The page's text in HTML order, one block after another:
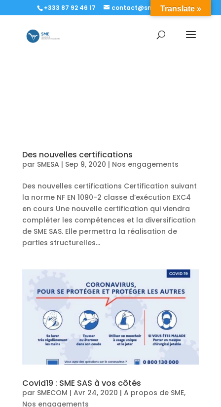
+333 87 92 46 17 contact@sme-sa.com
Des nouvelles certifications
par SMESA | Sep 9, 2020 | Nos engagements
Des nouvelles certifications Certification suivant
la norme NF EN 1090-2 classe d’exécution EXC4
en cours Une nouvelle certification qui viendra
compléter les compétences et la diversification
de SME SAS. Elle permettra la réalisation de
parties structurelles...
Covid19 : SME SAS à vos côtés
par SMECOM | Avr 24, 2020 | A propos de SME,
Nos engagements
Translate »